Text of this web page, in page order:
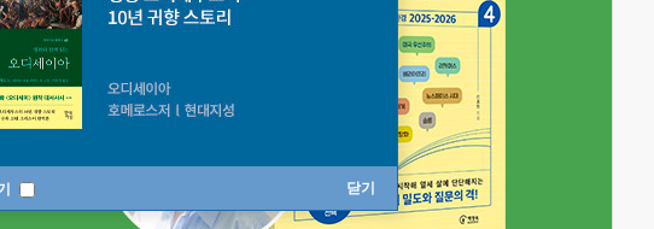
닫기